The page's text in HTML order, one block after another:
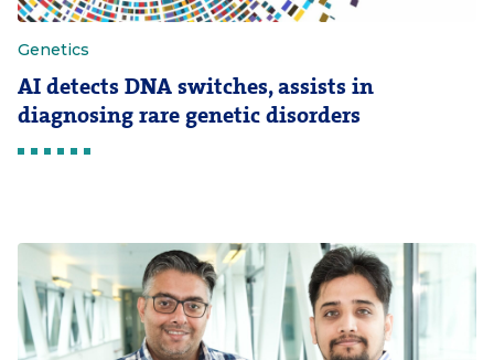
Genetics
AI detects DNA switches, assists in
diagnosing rare genetic disorders